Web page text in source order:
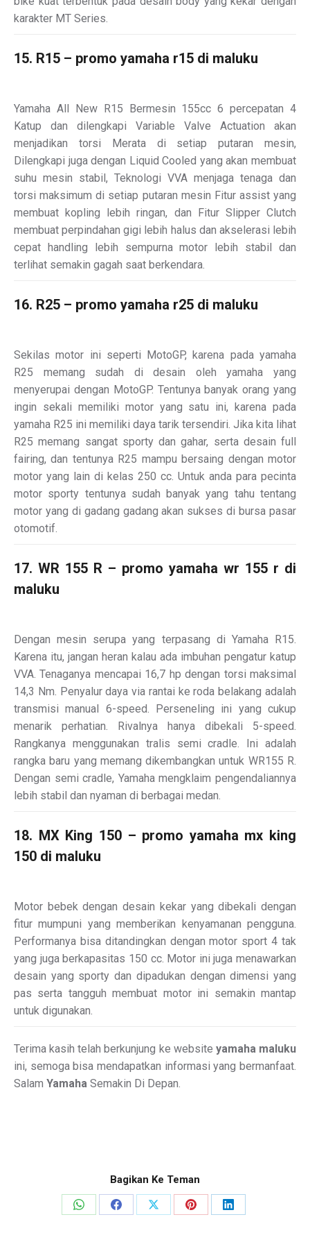
karakter MT Series.
15. R15 – promo yamaha r15 di maluku
Yamaha All New R15 Bermesin 155cc 6 percepatan 4
Katup dan dilengkapi Variable Valve Actuation akan
menjadikan torsi Merata di setiap putaran mesin,
Dilengkapi juga dengan Liquid Cooled yang akan membuat
suhu mesin stabil, Teknologi VVA menjaga tenaga dan
torsi maksimum di setiap putaran mesin Fitur assist yang
membuat kopling lebih ringan, dan Fitur Slipper Clutch
membuat perpindahan gigi lebih halus dan akselerasi lebih
cepat handling lebih sempurna motor lebih stabil dan
terlihat semakin gagah saat berkendara.
16. R25 – promo yamaha r25 di maluku
Sekilas motor ini seperti MotoGP, karena pada yamaha
R25 memang sudah di desain oleh yamaha yang
menyerupai dengan MotoGP. Tentunya banyak orang yang
ingin sekali memiliki motor yang satu ini, karena pada
yamaha R25 ini memiliki daya tarik tersendiri. Jika kita lihat
R25 memang sangat sporty dan gahar, serta desain full
fairing, dan tentunya R25 mampu bersaing dengan motor
motor yang lain di kelas 250 cc. Untuk anda para pecinta
motor sporty tentunya sudah banyak yang tahu tentang
motor yang di gadang gadang akan sukses di bursa pasar
otomotif.
17. WR 155 R – promo yamaha wr 155 r di
maluku
Dengan mesin serupa yang terpasang di Yamaha R15.
Karena itu, jangan heran kalau ada imbuhan pengatur katup
VVA. Tenaganya mencapai 16,7 hp dengan torsi maksimal
14,3 Nm. Penyalur daya via rantai ke roda belakang adalah
transmisi manual 6-speed. Perseneling ini yang cukup
menarik perhatian. Rivalnya hanya dibekali 5-speed.
Rangkanya menggunakan tralis semi cradle. Ini adalah
rangka baru yang memang dikembangkan untuk WR155 R.
Dengan semi cradle, Yamaha mengklaim pengendaliannya
lebih stabil dan nyaman di berbagai medan.
18. MX King 150 – promo yamaha mx king
150 di maluku
Motor bebek dengan desain kekar yang dibekali dengan
fitur mumpuni yang memberikan kenyamanan pengguna.
Performanya bisa ditandingkan dengan motor sport 4 tak
yang juga berkapasitas 150 cc. Motor ini juga menawarkan
desain yang sporty dan dipadukan dengan dimensi yang
pas serta tangguh membuat motor ini semakin mantap
untuk digunakan.
Terima kasih telah berkunjung ke website yamaha maluku
ini, semoga bisa mendapatkan informasi yang bermanfaat.
Salam Yamaha Semakin Di Depan.
Bagikan Ke Teman
Share
Share
Share
Share
Share